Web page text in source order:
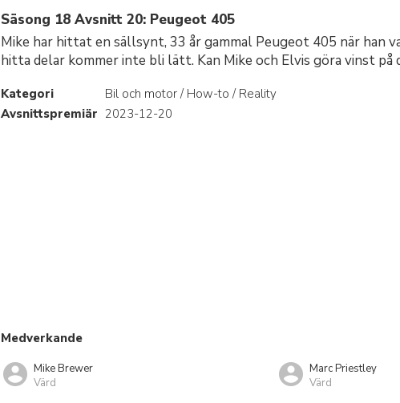
Säsong 18 Avsnitt 20: Peugeot 405
Mike har hittat en sällsynt, 33 år gammal Peugeot 405 när han
hitta delar kommer inte bli lätt. Kan Mike och Elvis göra vinst på
Kategori
Bil och motor / How-to / Reality
Avsnittspremiär 2023-12-20
Medverkande
Mike Brewer
Värd
Marc Priestley
Värd